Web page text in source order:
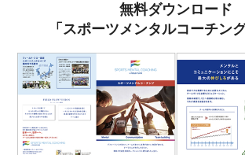
無料ダウンロード
「スポーツメンタルコーチン